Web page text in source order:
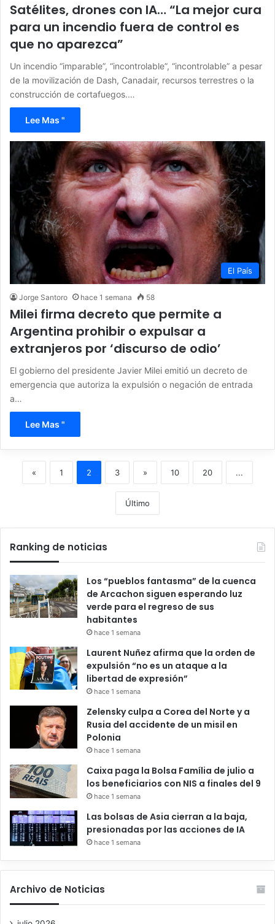
Satélites, drones con IA… “La mejor cura
para un incendio fuera de control es
que no aparezca”
Un incendio “imparable”, “incontrolable”, “incontrolable” a pesar
de la movilización de Dash, Canadair, recursos terrestres o la
construcción de cortafuegos.…
Lee Mas "
El País
Jorge Santoro hace 1 semana 58
Milei firma decreto que permite a
Argentina prohibir o expulsar a
extranjeros por ‘discurso de odio’
El gobierno del presidente Javier Milei emitió un decreto de
emergencia que autoriza la expulsión o negación de entrada
a…
Lee Mas "
« 1 2 3 » 10 20 ...
Último
Ranking de noticias
Los “pueblos fantasma” de la cuenca
de Arcachon siguen esperando luz
verde para el regreso de sus
habitantes
hace 1 semana
Laurent Nuñez afirma que la orden de
expulsión “no es un ataque a la
libertad de expresión”
hace 1 semana
Zelensky culpa a Corea del Norte y a
Rusia del accidente de un misil en
Polonia
hace 1 semana
Caixa paga la Bolsa Família de julio a
los beneficiarios con NIS a finales del 9
hace 1 semana
Las bolsas de Asia cierran a la baja,
presionadas por las acciones de IA
hace 1 semana
Archivo de Noticias